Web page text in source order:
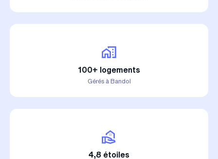
100+ logements
Gérés à Bandol
4,8 étoiles